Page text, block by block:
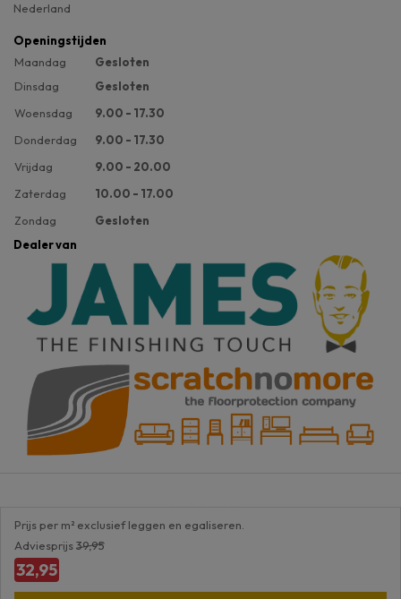
Prijs per m² exclusief leggen en egaliseren.
Adviesprijs39,95
32,95
Nederland
Openingstijden
Maandag
Gesloten
Dinsdag
Gesloten
Woensdag
9.00 - 17.30
Donderdag
9.00 - 17.30
Vrijdag
9.00 - 20.00
Zaterdag
10.00 - 17.00
Zondag
Gesloten
Dealer van